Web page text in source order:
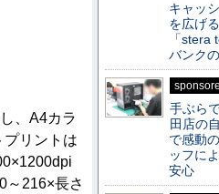
、A4カラ
リントは
～216×長さ
キャッ
を広げ
「stera
バンク
手ぶら
田店の
で感動
ッフに
安心